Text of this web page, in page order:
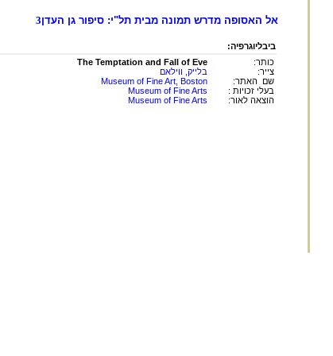
אל האסופה מדרש תמונה מבית תל"י: סיפור גן העדן3
ביבליוגרפיה:
כותר:
The Temptation and Fall of Eve
צייר:
בלייק, ווילאם
שם האתר:
Museum of Fine Art, Boston
בעלי זכויות :
Museum of Fine Arts
הוצאה לאור:
Museum of Fine Arts